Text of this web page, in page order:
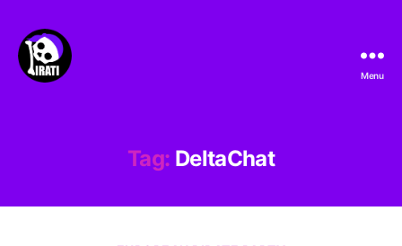
Menu
Tag: DeltaChat